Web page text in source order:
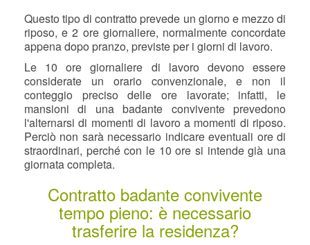
Questo tipo di contratto prevede un giorno e mezzo di
riposo, e 2 ore giornaliere, normalmente concordate
appena dopo pranzo, previste per i giorni di lavoro.
Le 10 ore giornaliere di lavoro devono essere
considerate un orario convenzionale, e non il
conteggio preciso delle ore lavorate; infatti, le
mansioni di una badante convivente prevedono
l'alternarsi di momenti di lavoro a momenti di riposo.
Perciò non sarà necessario indicare eventuali ore di
straordinari, perché con le 10 ore si intende già una
giornata completa.
Contratto badante convivente
tempo pieno: è necessario
trasferire la residenza?